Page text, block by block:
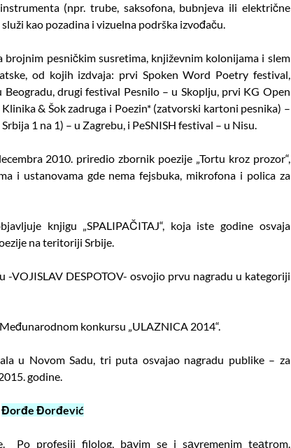
(npr. trube, saksofona, bubnjeva ili električne
kao pozadina i vizuelna podrška izvođaču.
pesničkim susretima, književnim kolonijama i slem
od kojih izdvaja: prvi Spoken Word Poetry festival,
Beogradu, drugi festival Pesnilo – u Skoplju, prvi KG Open
& Šok zadruga i Poezin* (zatvorski kartoni pesnika) –
1 na 1) – u Zagrebu, i PeSNISH festival – u Nisu.
2010. priredio zbornik poezije „Tortu kroz prozor“,
i ustanovama gde nema fejsbuka, mikrofona i polica za
knjigu „SPALIPAČITAJ“, koja iste godine osvaja
na teritoriji Srbije.
-VOJISLAV DESPOTOV- osvojio prvu nagradu u kategoriji
konkursu „ULAZNICA 2014“.
u Novom Sadu, tri puta osvajao nagradu publike – za
godine.
Đorđe Đorđević
Po profesiji filolog, bаvim se i sаvremenim teаtrom.